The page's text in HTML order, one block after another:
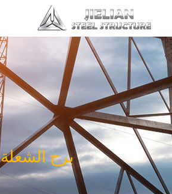
برج الشعلة